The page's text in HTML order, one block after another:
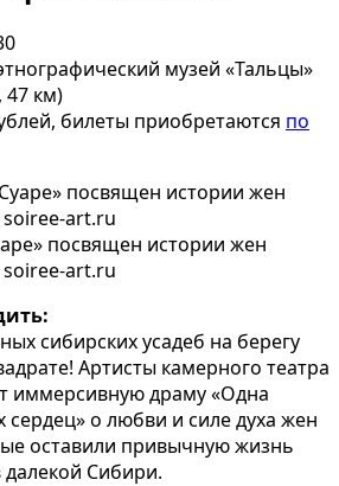
музей «Тальцы»
47 км)
билеты приобретаются по
посвящен истории жен
soiree-art.ru
сибирских усадеб на берегу
Артисты камерного театра
иммерсивную драму «Одна
сердец» о любви и силе духа жен
оставили привычную жизнь
Сибири.